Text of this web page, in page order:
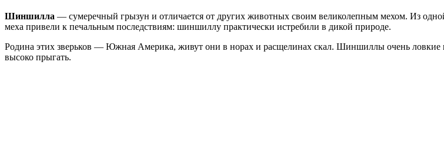
Шиншилла — сумеречный грызун и отличается от других животных своим великолепным мехом. Из
меха привели к печальным последствиям: шиншиллу практически истребили в дикой природе.
Родина этих зверьков — Южная Америка, живут они в норах и расщелинах скал. Шиншиллы очень ловкие
высоко прыгать.